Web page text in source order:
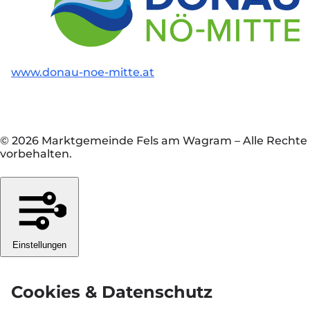
www.donau-noe-mitte.at
© 2026 Marktgemeinde Fels am Wagram – Alle Rechte
vorbehalten.
Einstellungen
Cookies & Datenschutz